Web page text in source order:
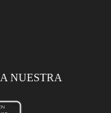
NUESTRA